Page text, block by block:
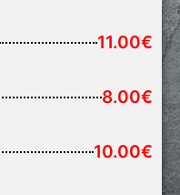
11.00€
8.00€
10.00€